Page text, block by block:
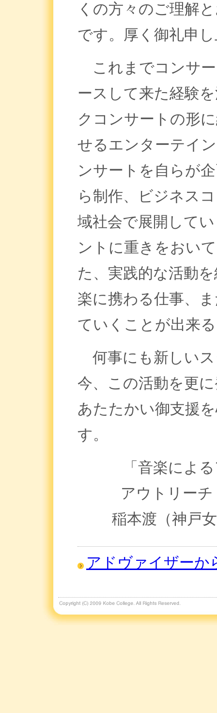
くの方々のご理解
です。厚く御礼申
これまでコンサ
ースして来た経験
クコンサートの形
せるエンターテイ
ンサートを自らが
ら制作、ビジネス
域社会で展開して
ントに重きをおい
た、実践的な活動
楽に携わる仕事、
ていくことが出来
何事にも新しい
今、この活動を更
あたたかい御支援
す。
「音楽によ
アウトリー
稲本渡（神戸
アドヴァイザーか